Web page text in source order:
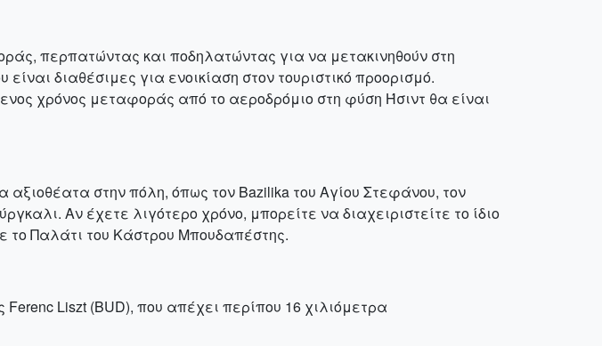
περπατώντας και ποδηλατώντας για να μετακινηθούν στη
διαθέσιμες για ενοικίαση στον τουριστικό προορισμό.
χρόνος μεταφοράς από το αεροδρόμιο στη φύση Ήσιντ θα είναι
στην πόλη, όπως τον Bazilika του Αγίου Στεφάνου, τον
Αν έχετε λιγότερο χρόνο, μπορείτε να διαχειριστείτε το ίδιο
το Παλάτι του Κάστρου Μπουδαπέστης.
Liszt (BUD), που απέχει περίπου 16 χιλιόμετρα